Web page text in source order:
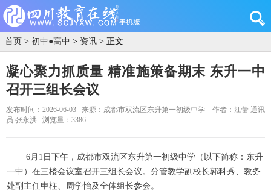
首页 > 初中●高中 > 资讯 > 正文
凝心聚力抓质量 精准施策备期末 东升一中
召开三组长会议
发布时间：2026-06-03 来源：成都市双流区东升第一初级中学
作者：江蕾 通讯
员 张永洪
浏览量：3386
6月1日下午，成都市双流区东升第一初级中学（以下简称：东升
一中）在三楼会议室召开三组长会议。分管教学副校长郭科秀、教务
处副主任申柱、周学怡及全体组长参会。